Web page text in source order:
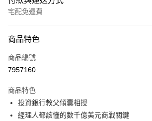
宅配免運費
信用卡一次付款
LINE Pay
街口支付
悠遊付
商品特色
商品編號
7957160
商品特色
投資銀行教父傾囊相授
經理人都該懂的數千億美元商戰關鍵